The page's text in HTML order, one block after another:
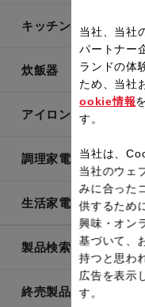
キッチン用品
炊飯器
アイロン・衣類スチー
調理家電
生活家電
製品検索一覧
終売製品一覧
当社、当社
パートナー
ランドの体
ため、当社
ookie情報
す。
当社は、
当社のウェ
みに合った
供するため
興味・オン
基づいて、
持つと思わ
広告を表示
す。